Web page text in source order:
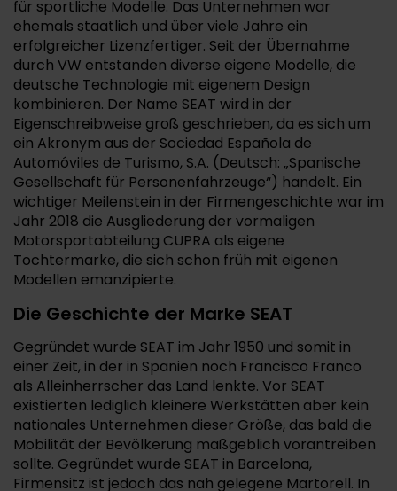
für sportliche Modelle. Das Unternehmen war
ehemals staatlich und über viele Jahre ein
erfolgreicher Lizenzfertiger. Seit der Übernahme
durch VW entstanden diverse eigene Modelle, die
deutsche Technologie mit eigenem Design
kombinieren. Der Name SEAT wird in der
Eigenschreibweise groß geschrieben, da es sich um
ein Akronym aus der Sociedad Española de
Automóviles de Turismo, S.A. (Deutsch: „Spanische
Gesellschaft für Personenfahrzeuge“) handelt. Ein
wichtiger Meilenstein in der Firmengeschichte war im
Jahr 2018 die Ausgliederung der vormaligen
Motorsportabteilung CUPRA als eigene
Tochtermarke, die sich schon früh mit eigenen
Modellen emanzipierte.
Die Geschichte der Marke SEAT
Gegründet wurde SEAT im Jahr 1950 und somit in
einer Zeit, in der in Spanien noch Francisco Franco
als Alleinherrscher das Land lenkte. Vor SEAT
existierten lediglich kleinere Werkstätten aber kein
nationales Unternehmen dieser Größe, das bald die
Mobilität der Bevölkerung maßgeblich vorantreiben
sollte. Gegründet wurde SEAT in Barcelona,
Firmensitz ist jedoch das nah gelegene Martorell. In